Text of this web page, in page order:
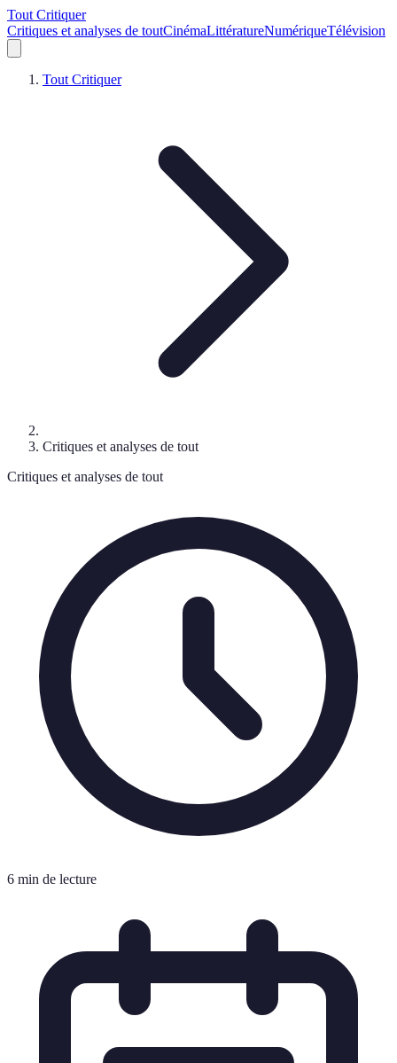
Tout Critiquer
Critiques et analyses de toutCinémaLittératureNumériqueTélévision
Tout Critiquer
Critiques et analyses de tout
Critiques et analyses de tout
6 min de lecture